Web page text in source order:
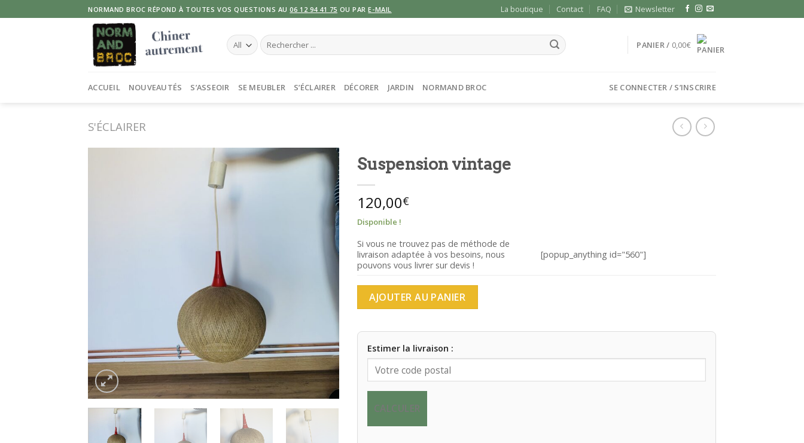
to
NORMAND BROC RÉPOND À TOUTES VOS QUESTIONS AU06 12 94 41 75 OU PARE-MAIL La boutique Contact FAQ Newsletter
Recherche
pour :
PANIER / 0,00€
ACCUEIL NOUVEAUTÉS S’ASSEOIR SE MEUBLER S’ÉCLAIRER DÉCORER JARDIN NORMAND BROC SE CONNECTER / S’INSCRIRE
S'ÉCLAIRER
️Suspension vintage
120,00€
Disponible !
Si vous ne trouvez pas de méthode de
livraison adaptée à vos besoins, nous
pouvons vous livrer sur devis !
[popup_anything id="560"]
AJOUTER AU PANIER
Estimer la livraison :
CALCULER